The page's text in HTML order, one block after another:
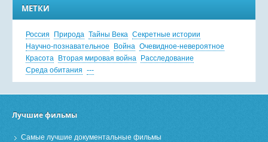
МЕТКИ
Россия Природа Тайны Века Секретные истории
Научно-познавательное
Война Очевидное-невероятное
Красота
Вторая мировая война
Расследование
Среда обитания ---
Лучшие фильмы
Самые лучшие документальные фильмы